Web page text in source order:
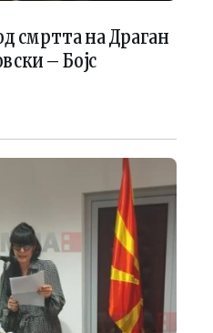
смртта на Драган
– Бојс